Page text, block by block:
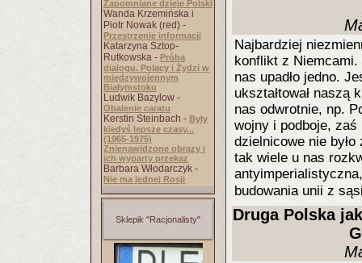
Zapomniane dzieje Polski
Wanda Krzemińska i
Piotr Nowak (red) -
Przestrzenie informacji
Katarzyna Sztop-
Rutkowska - Próba
dialogu. Polacy i Żydzi w
międzywojennym
Białymstoku
Ludwik Bazylow -
Obalenie caratu
Kerstin Steinbach - Były
kiedyś lepsze czasy...
(1965-1975)
Znienawidzone obrazy i
ich wyparty przekaz
Barbara Włodarczyk -
Nie ma jednej Rosji
Sklepik "Racjonalisty"
Najbardziej
konflikt z Niemcami.
nas upadło jedno.
ukształtował naszą
nas odwrotnie, np.
wojny i podboje,
dzielnicowe nie
tak wiele u nas
budowania unii z
Druga Polska